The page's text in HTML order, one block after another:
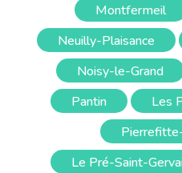
Montfermeil
Neuilly-Plaisance
Noisy-le-Grand
Pantin
Les
Le Pré-Saint-